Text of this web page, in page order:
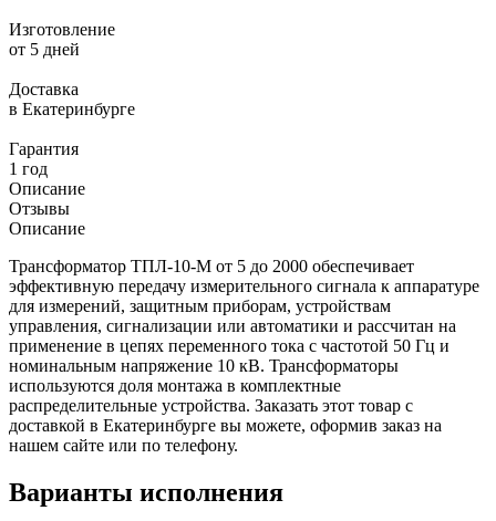
Изготовление
от 5 дней
Доставка
в Екатеринбурге
Гарантия
1 год
Описание
Отзывы
Описание
Трансформатор ТПЛ-10-М от 5 до 2000 обеспечивает
эффективную передачу измерительного сигнала к аппаратуре
для измерений, защитным приборам, устройствам
управления, сигнализации или автоматики и рассчитан на
применение в цепях переменного тока с частотой 50 Гц и
номинальным напряжение 10 кВ. Трансформаторы
используются доля монтажа в комплектные
распределительные устройства. Заказать этот товар с
доставкой в Екатеринбурге вы можете, оформив заказ на
нашем сайте или по телефону.
Варианты исполнения